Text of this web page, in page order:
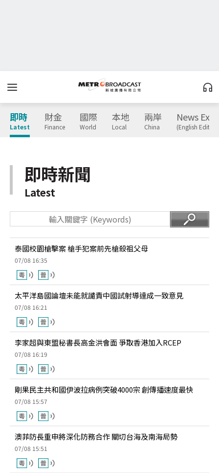
即時
Latest
財金
Finance
國際
World
本地
Local
兩岸
China
News
(English
即時新聞
Latest
泰國校園槍擊案 槍手犯案前先槍殺祖父母
07/08 16:35
太平洋島國論壇未能就譴責中國試射導達成一致意見
07/08 16:21
李家超與東盟秘書長高金洪會面 爭取香港加入RCEP
07/08 16:19
剛果民主共和國伊波拉病例突破4000宗 創傳播速度最快
07/08 15:57
澳菲防長重申將深化防務合作 關切台海及南海局勢
07/08 15:51